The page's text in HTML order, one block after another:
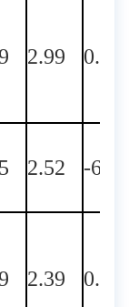
2.99 0.00
2.52 -
2.39 0.00